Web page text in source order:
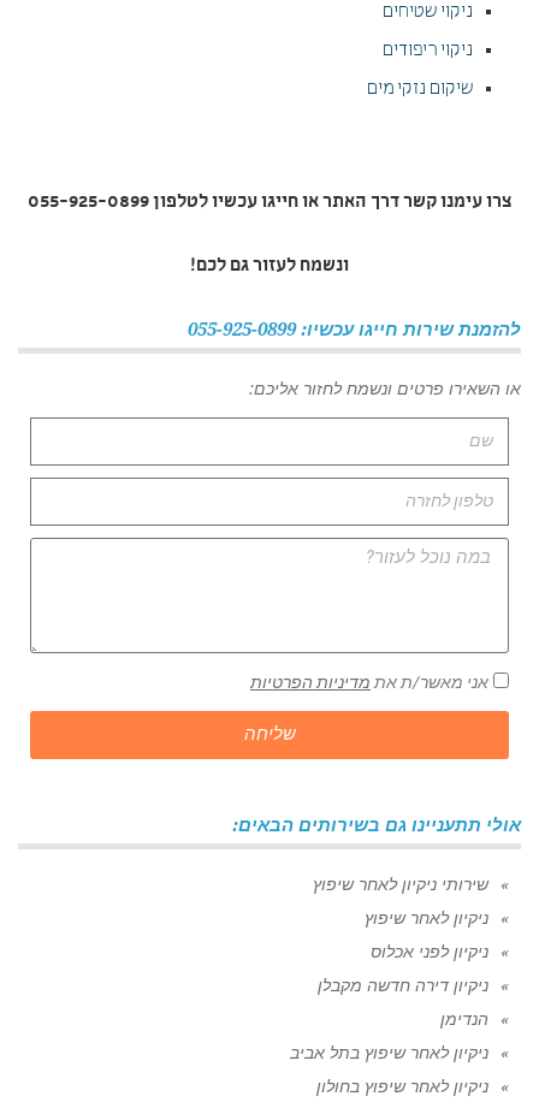
ניקוי שטיחים
ניקוי ריפודים
שיקום נזקי מים
צרו עימנו קשר דרך האתר או חייגו עכשיו לטלפון 055-925-0899
ונשמח לעזור גם לכם!
להזמנת שירות חייגו עכשיו: 055-925-0899
או השאירו פרטים ונשמח לחזור אליכם:
אני מאשר/ת את מדיניות הפרטיות
שליחה
אולי תתעניינו גם בשירותים הבאים:
שירותי ניקיון לאחר שיפוץ
ניקיון לאחר שיפוץ
ניקיון לפני אכלוס
ניקיון דירה חדשה מקבלן
הנדימן
ניקיון לאחר שיפוץ בתל אביב
ניקיון לאחר שיפוץ בחולון